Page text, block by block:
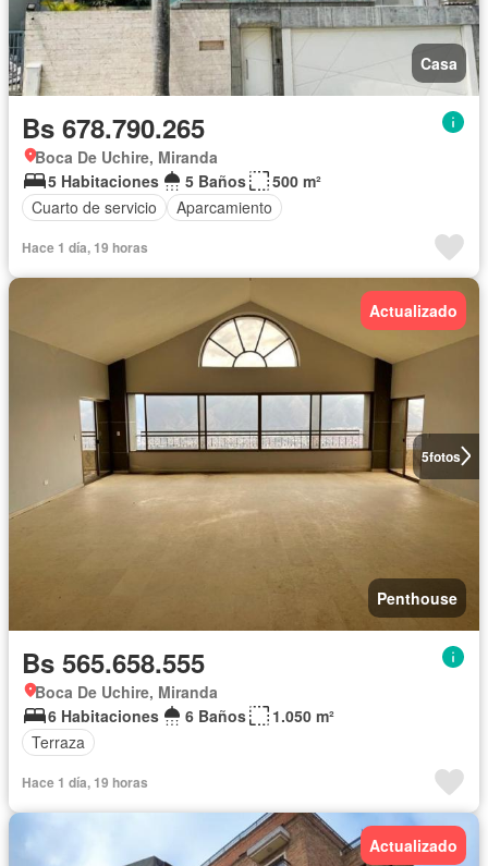
Casa
Bs 678.790.265
Boca De Uchire, Miranda
5 Habitaciones
5 Baños
500 m²
Cuarto de servicio
Aparcamiento
Hace 1 día, 19 horas
5fotos
Actualizado
Penthouse
Bs 565.658.555
Boca De Uchire, Miranda
6 Habitaciones
6 Baños
1.050 m²
Terraza
Hace 1 día, 19 horas
Actualizado